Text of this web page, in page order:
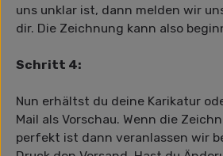
uns unklar ist, dann melden wir
dir. Die Zeichnung kann also
Schritt 4:
Nun erhältst du deine Karikatur
Mail als Vorschau. Wenn die
perfekt ist dann veranlassen wir